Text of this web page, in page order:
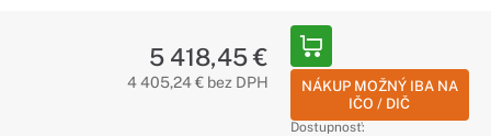
5 418,45 €
4 405,24 € bez DPH
NÁKUP MOŽNÝ IBA NA
IČO / DIČ
Dostupnosť: